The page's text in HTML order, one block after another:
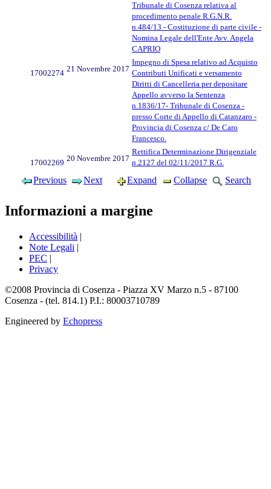
Tribunale di Cosenza relativa al
procedimento penale R.G.N.R.
n.484/13 - Costituzione di parte civile -
Nomina Legale dell'Ente Avv. Angela
CAPRIO
17002274 21 Novembre 2017
Impegno di Spesa relativo ad Acquisto
Contributi Unificati e versamento
Diritti di Cancelleria per depositare
Appello avverso la Sentenza
n.1836/17- Tribunale di Cosenza -
presso Corte di Appello di Catanzaro -
Provincia di Cosenza c/ De Caro
Francesco.
17002269 20 Novembre 2017
Rettifica Determinazione Dirigenziale
n.2127 del 02/11/2017 R.G.
Previous Next Expand Collapse Search
Informazioni a margine
Accessibilità |
Note Legali |
PEC |
Privacy
©2008 Provincia di Cosenza - Piazza XV Marzo n.5 - 87100
Cosenza - (tel. 814.1) P.I.: 80003710789
Engineered by Echopress